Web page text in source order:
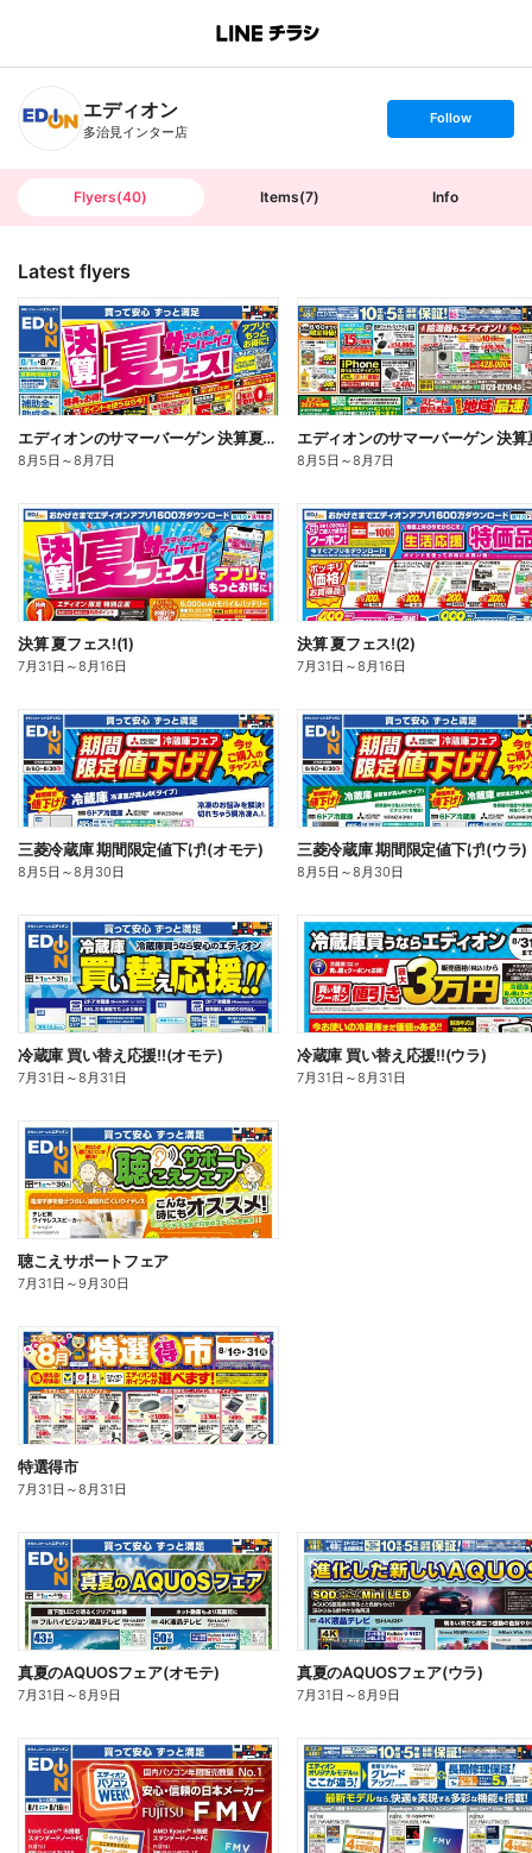
B
n
c
h
T
エディオン
多治見インター店
s
t
o
Follow
Flyers(40) Items(7) Info
Latest flyers
エディオンのサマーバーゲン 決算夏フェス(オモテ)
8月5日 ～8月7日 8月5日 ～8月7日
決算 夏フェス!(1)
7月31日 ～8月16日
決算 夏フェス!(2)
7月31日 ～8月16日
三菱冷蔵庫 期間限定値下げ!(オモテ)
8月5日 ～8月30日
三菱冷蔵庫 期間限定値下げ!(ウラ)
8月5日 ～8月30日
冷蔵庫 買い替え応援!!(オモテ)
7月31日 ～8月31日
冷蔵庫 買い替え応援!!(ウラ)
7月31日 ～8月31日
聴こえサポートフェア
7月31日 ～9月30日
特選得市
7月31日 ～8月31日
真夏のAQUOSフェア(オモテ)
7月31日 ～8月9日
真夏のAQUOSフェア(ウラ)
7月31日 ～8月9日